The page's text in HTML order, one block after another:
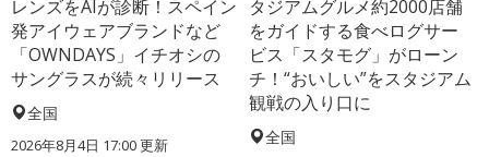
レンズをAIが診断！スペイン
発アイウェアブランドなど
「OWNDAYS」イチオシの
サングラスが続々リリース
全国
2026年8月4日 17:00更新
タジアムグルメ約2000店舗
をガイドする食べログサー
ビス「スタモグ」がローン
チ！“おいしい”をスタジアム
観戦の入り口に
全国